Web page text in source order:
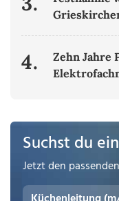
4.
Zehn Jahre
Suchst du
Jetzt den